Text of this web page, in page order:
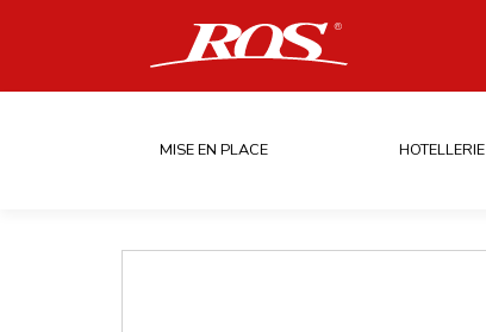
MISE EN PLACE HOTELLERIE